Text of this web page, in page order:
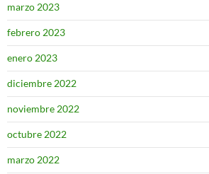
marzo 2023
febrero 2023
enero 2023
diciembre 2022
noviembre 2022
octubre 2022
marzo 2022